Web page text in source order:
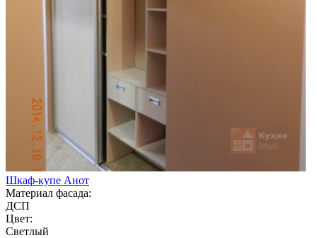
Шкаф-купе Анот
Материал фасада:
ДСП
Цвет:
Светлый